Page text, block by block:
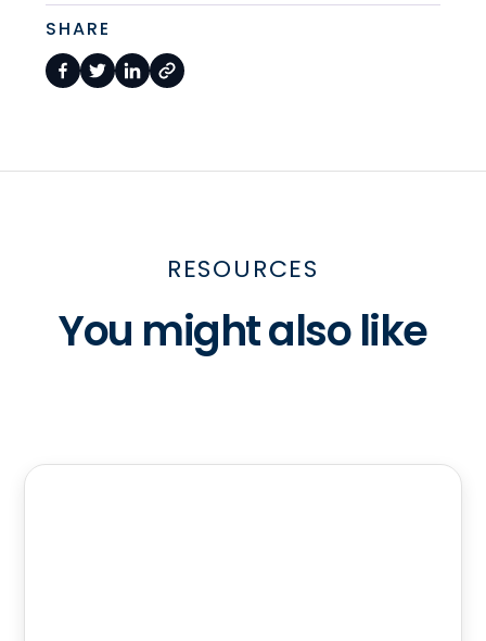
SHARE
RESOURCES
You might also like